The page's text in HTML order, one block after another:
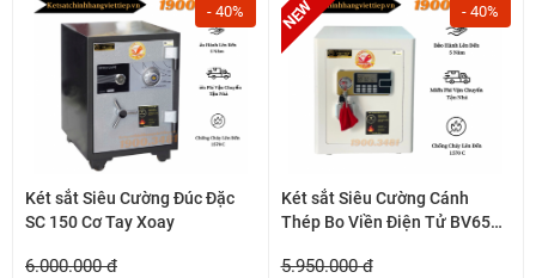
Hệ cánh thép tăng cường 7 ly
Thân bo viền cong sắc nét
- 40%
Két sắt Siêu Cường Đúc Đặc
SC 150 Cơ Tay Xoay
6.000.000 đ
- 40%
Két sắt Siêu Cường Cánh
Thép Bo Viền Điện Tử BV65
5.950.000 đ